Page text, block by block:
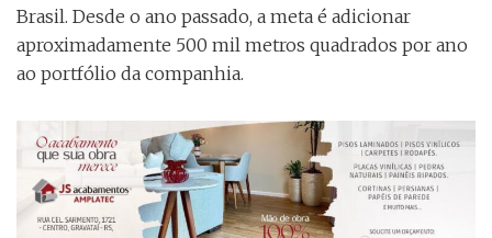
Brasil. Desde o ano passado, a meta é adicionar
aproximadamente 500 mil metros quadrados por ano
ao portfólio da companhia.